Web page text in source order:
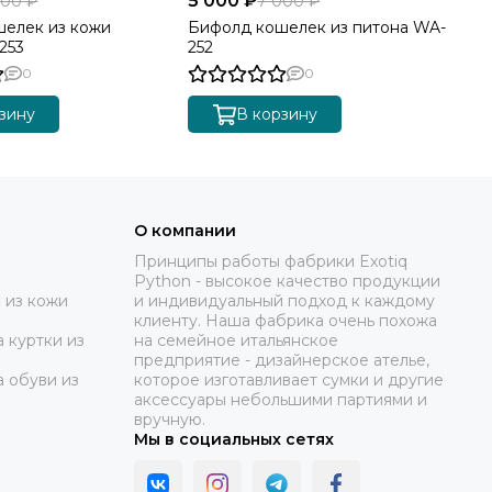
из кожи
0
Бифолд кошелек из питона WA-
252
0
В корзину
из кожи
куртки из
обуви из
О компании
Принципы работы фабрики Exotiq
Python - высокое качество продукции
и индивидуальный подход к каждому
клиенту. Наша фабрика очень похожа
на семейное итальянское
предприятие - дизайнерское ателье,
которое изготавливает сумки и другие
аксессуары небольшими партиями и
вручную.
Мы в социальных сетях